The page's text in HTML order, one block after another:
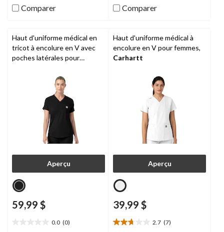
5. Comparer
5. Comparer
Haut d'uniforme médical en
tricot à encolure en V avec
poches latérales pour
Aperçu
59,99 $
0.0 (0)
Haut d'uniforme médical à
encolure en V pour femmes,
Carhartt
Aperçu
39,99 $
2.7 (7)
2.7